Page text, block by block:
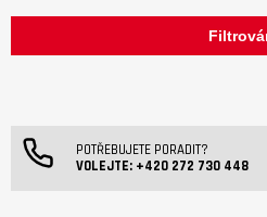
POTŘEBUJETE PORADIT?
VOLEJTE: +420 272 730 448